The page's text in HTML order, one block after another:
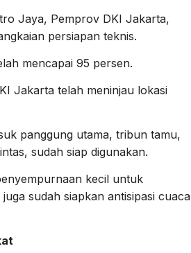
Jaya, Pemprov DKI Jakarta,
persiapan teknis.
mencapai 95 persen.
Jakarta telah meninjau lokasi
panggung utama, tribun tamu,
sudah siap digunakan.
kecil untuk
sudah siapkan antisipasi cuaca